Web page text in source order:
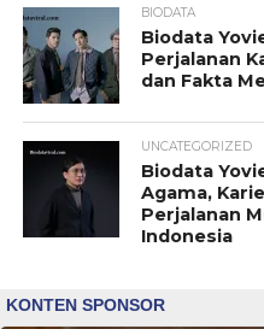
BIODATA
Biodata
Perjalanan
dan Fakta
UNCATEGORIZED
Biodata
Agama,
Perjalanan
Indonesia